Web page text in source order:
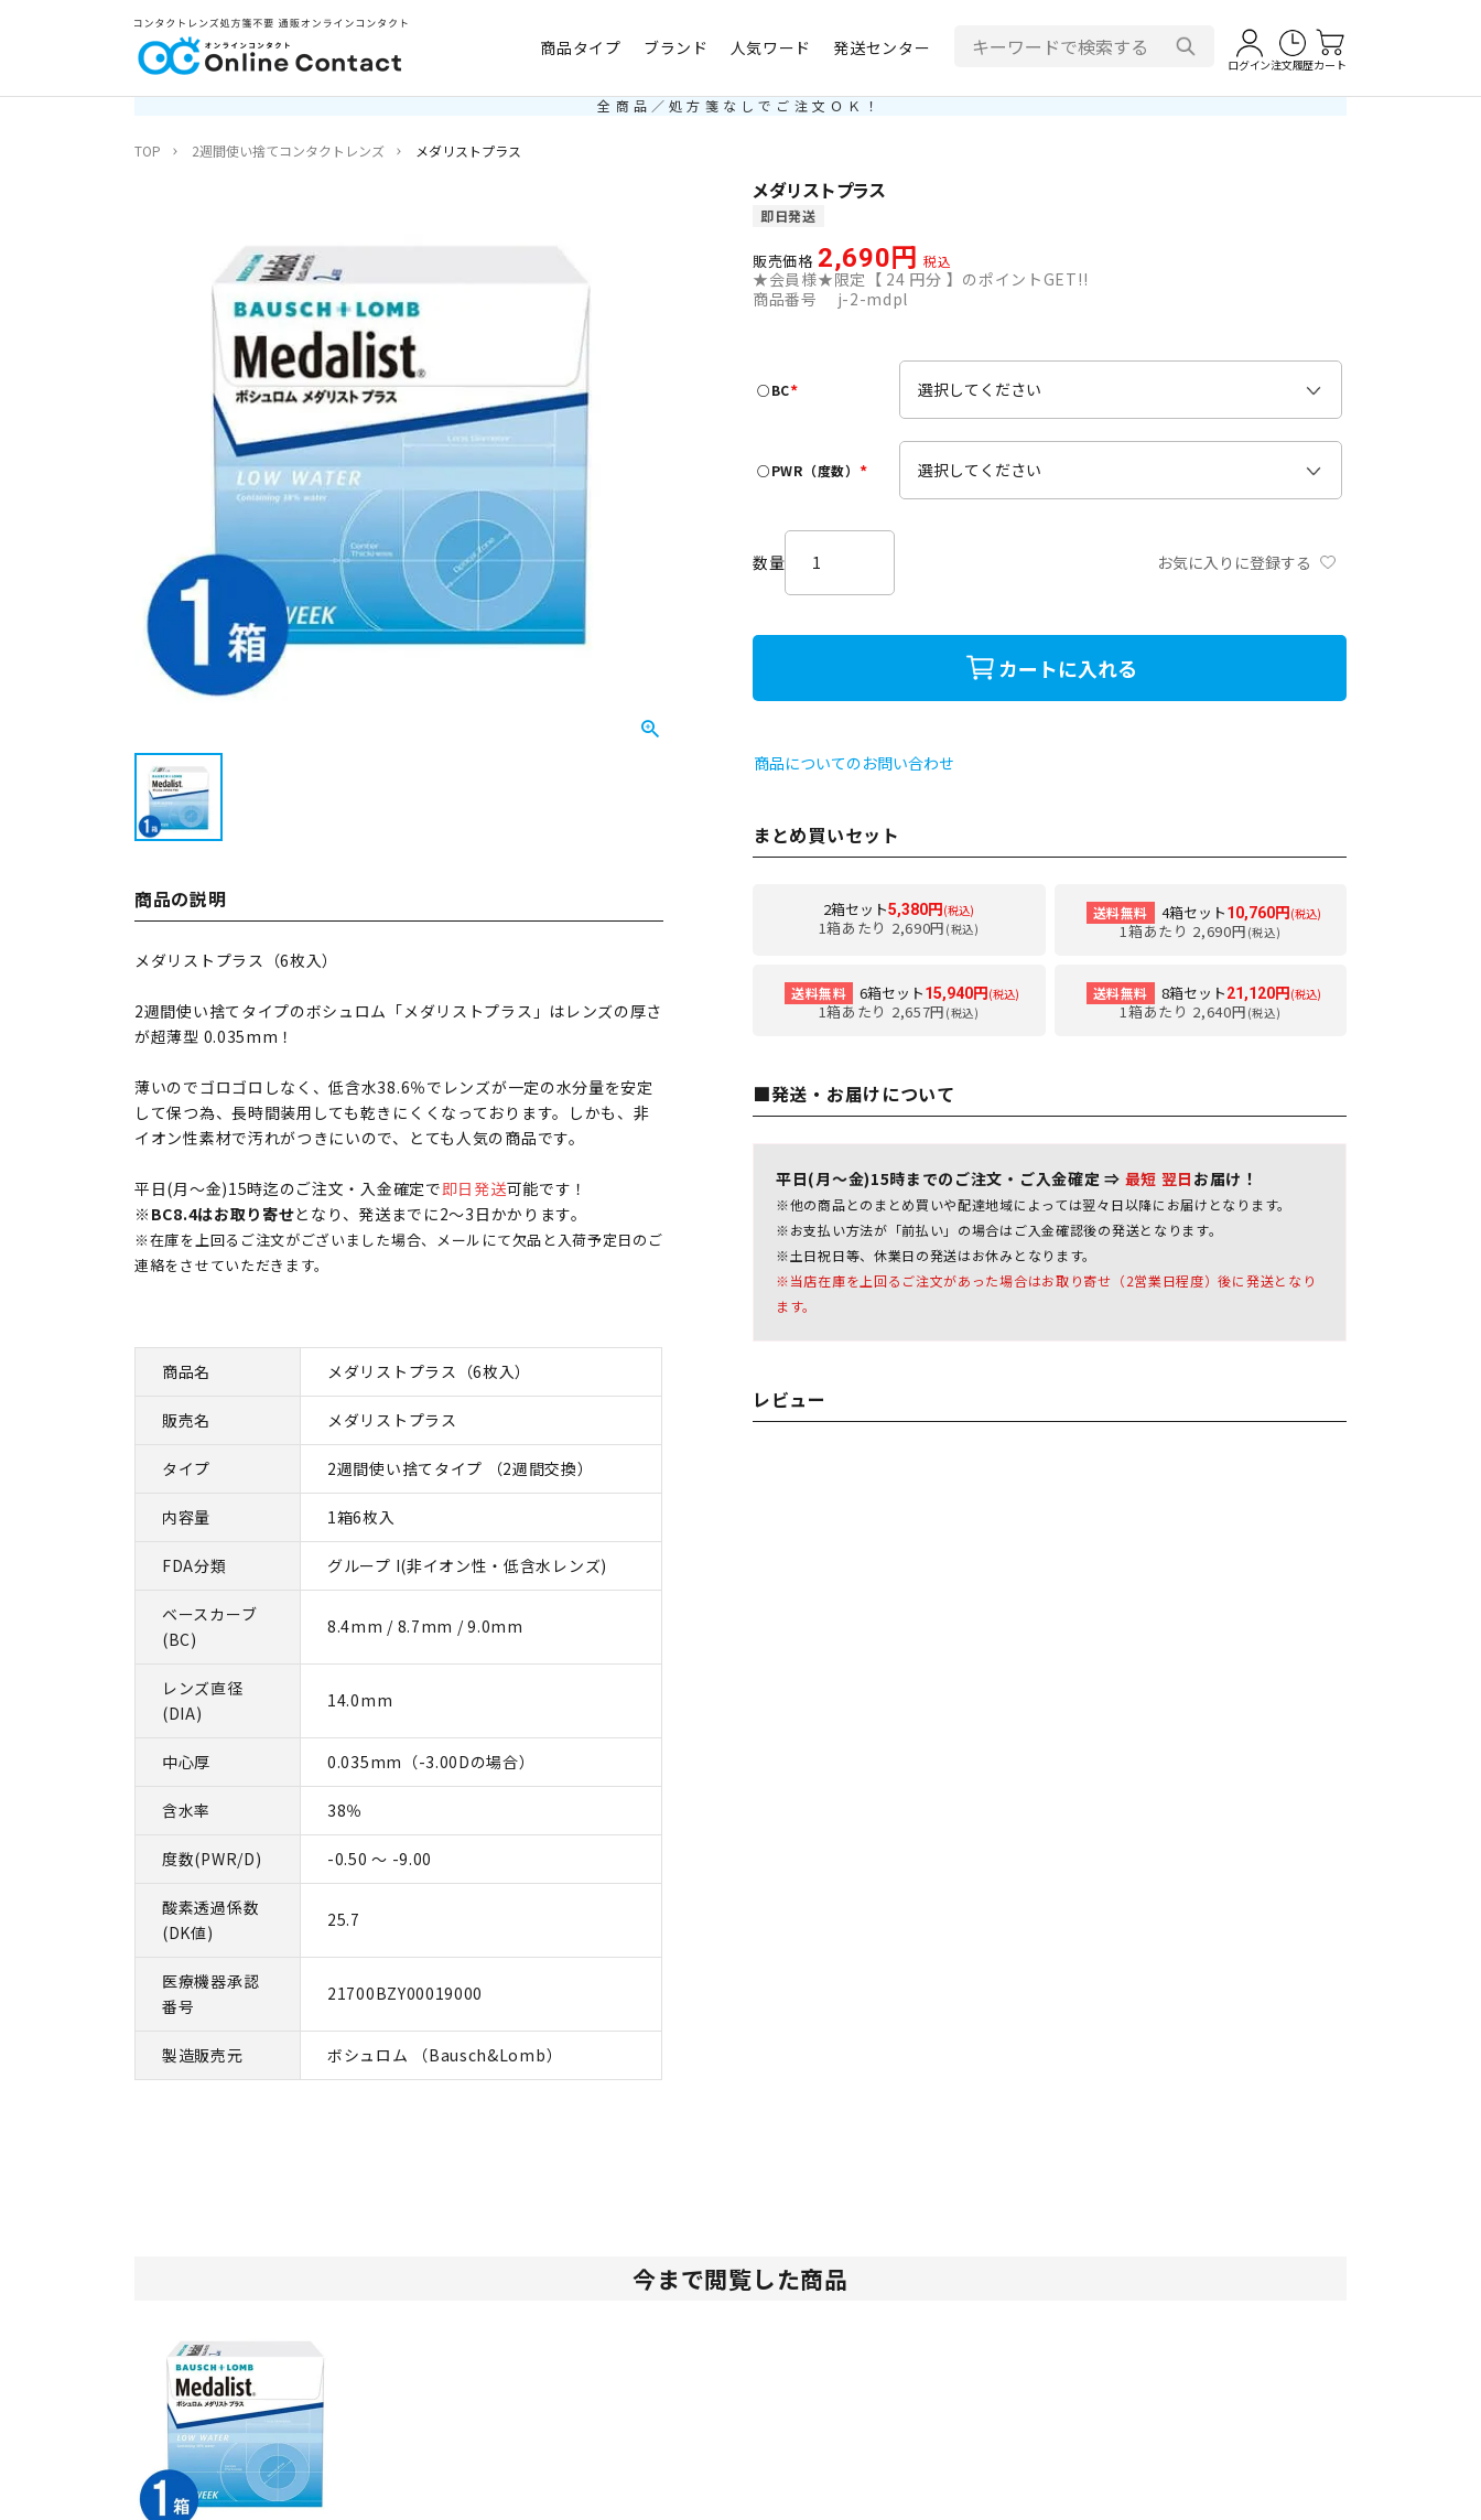
商品タイプ ブランド 人気ワード 発送センター
ログイン注文履歴カート
全商品／処方箋なしでご注文ＯＫ！
TOP 2週間使い捨てコンタクトレンズ メダリストプラス
メダリストプラス
即日発送
販売価格 2,690 税込
★会員様★限定【 24 円分 】のポイントGET!!
商品番号
j-2-mdpl
○BC
)
○PWR（度数）
須
お気に入りに登録する
カートに入れる
商品についてのお問い合わせ
まとめ買いセット
2箱セット5,380円 (税込)
1箱あたり 2,690円 (税込)
送料無料 4箱セット10,760円 (税込)
1箱あたり 2,690円 (税込)
送料無料 6箱セット15,940円 (税込)
1箱あたり 2,657円 (税込)
送料無料 8箱セット21,120円 (税込)
1箱あたり 2,640円 (税込)
■発送・お届けについて
平日(月～金)15時までのご注文・ご入金確定 ⇒ 最短 翌日 お届け！
※他の商品とのまとめ買いや配達地域によっては翌々日以降にお届けとなります。
※お支払い方法が「前払い」の場合はご入金確認後の発送となります。
※土日祝日等、休業日の発送はお休みとなります。
※当店在庫を上回るご注文があった場合はお取り寄せ（2営業日程度）後に発送となり
ます。
レビュー
商品の説明
メダリストプラス（6枚入）
2週間使い捨てタイプのボシュロム「メダリストプラス」はレンズの厚さ
が超薄型 0.035mm！
薄いのでゴロゴロしなく、低含水38.6％でレンズが一定の水分量を安定
して保つ為、長時間装用しても乾きにくくなっております。しかも、非
イオン性素材で汚れがつきにいので、とても人気の商品です。
平日(月～金)15時迄のご注文・入金確定で即日発送可能です！
※ BC8.4はお取り寄せとなり、発送までに2～3日かかります。
※在庫を上回るご注文がございました場合、メールにて欠品と入荷予定日のご
連絡をさせていただきます。
商品名 メダリストプラス（6枚入）
販売名 メダリストプラス
タイプ 2週間使い捨てタイプ （2週間交換）
内容量 1箱6枚入
FDA分類 グループ I(非イオン性・低含水レンズ)
ベースカーブ
(BC)
8.4mm / 8.7mm / 9.0mm
レンズ直径
(DIA)
14.0mm
中心厚 0.035mm（-3.00Dの場合）
含水率 38％
度数(PWR/D) -0.50 ～ -9.00
酸素透過係数
(DK値)
25.7
医療機器承認
番号
21700BZY00019000
製造販売元 ボシュロム （Bausch&Lomb）
今まで閲覧した商品